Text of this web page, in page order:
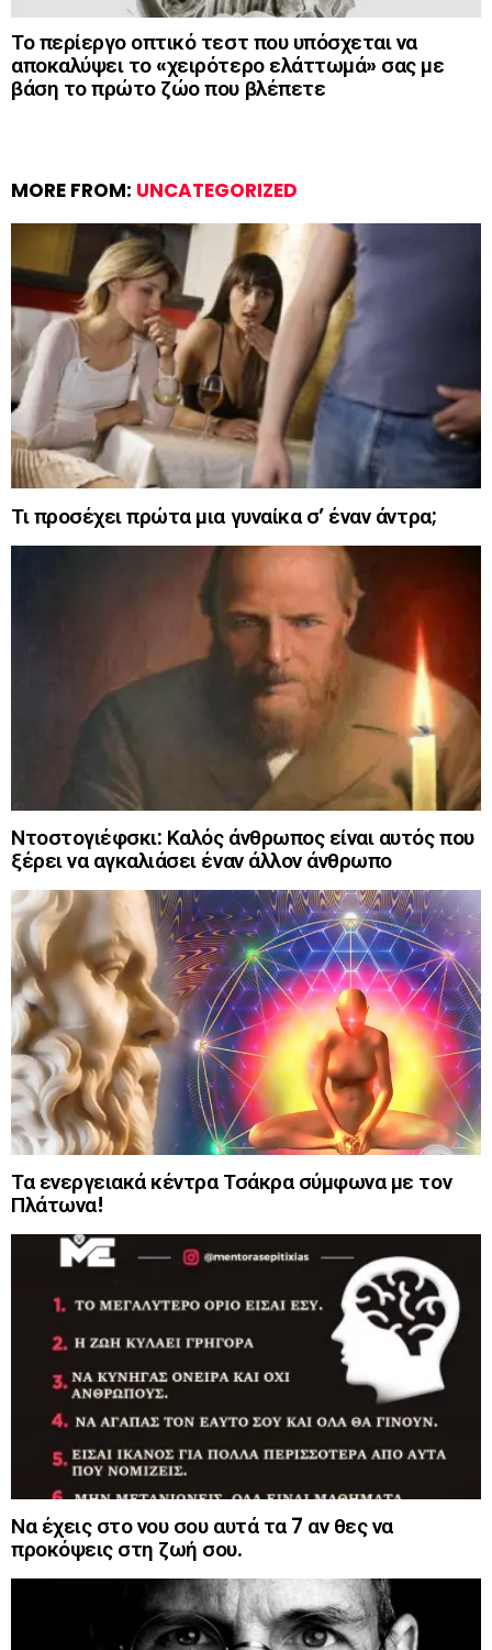
Το περίεργο οπτικό τεστ που υπόσχεται να
αποκαλύψει το «χειρότερο ελάττωμά» σας με
βάση το πρώτο ζώο που βλέπετε
MORE FROM: UNCATEGORIZED
Τι προσέχει πρώτα μια γυναίκα σ’ έναν άντρα;
Ντοστογιέφσκι: Καλός άνθρωπος είναι αυτός που
ξέρει να αγκαλιάσει έναν άλλον άνθρωπο
Τα ενεργειακά κέντρα Τσάκρα σύμφωνα με τον
Πλάτωνα!
Να έχεις στο νου σου αυτά τα 7 αν θες να
προκόψεις στη ζωή σου.